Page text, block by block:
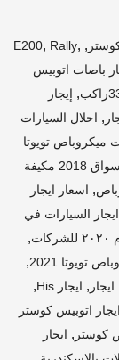
,
E200, Rally,
باصات اتوبيس
, إيجار
, احلال السيارات
ميكروباص تويوتا
ارخص باصات ايجار بالسواق 2018 مكيفة
, اسعار ايجار
السيارات في
,
تويوتا 2021 ,
ايجار , ايجار His ,
ايجار اتوبيس كوستر
كوستر , ايجار